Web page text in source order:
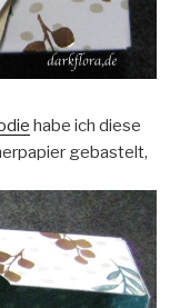
habe ich diese
gebastelt,